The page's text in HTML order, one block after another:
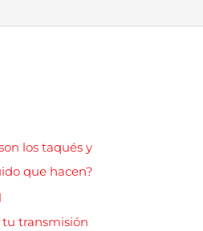
los taqués y
que hacen?
transmisión